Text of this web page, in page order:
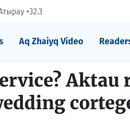
+32.3
Aq Zhaiyq Video
Aktau